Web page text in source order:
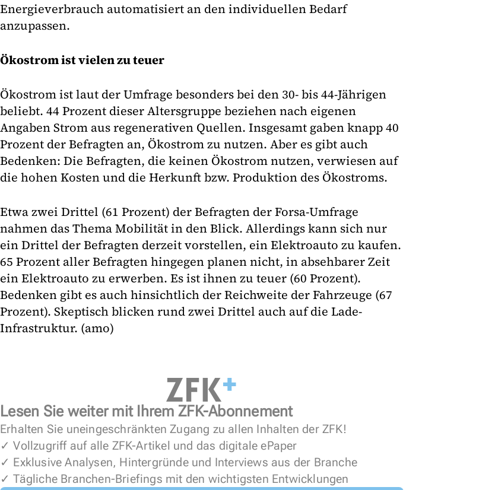
Energieverbrauch automatisiert an den individuellen Bedarf
anzupassen.
Ökostrom ist vielen zu teuer
Ökostrom ist laut der Umfrage besonders bei den 30- bis 44-Jährigen
beliebt. 44 Prozent dieser Altersgruppe beziehen nach eigenen
Angaben Strom aus regenerativen Quellen. Insgesamt gaben knapp 40
Prozent der Befragten an, Ökostrom zu nutzen. Aber es gibt auch
Bedenken: Die Befragten, die keinen Ökostrom nutzen, verwiesen auf
die hohen Kosten und die Herkunft bzw. Produktion des Ökostroms.
Etwa zwei Drittel (61 Prozent) der Befragten der Forsa-Umfrage
nahmen das Thema Mobilität in den Blick. Allerdings kann sich nur
ein Drittel der Befragten derzeit vorstellen, ein Elektroauto zu kaufen.
65 Prozent aller Befragten hingegen planen nicht, in absehbarer Zeit
ein Elektroauto zu erwerben. Es ist ihnen zu teuer (60 Prozent).
Bedenken gibt es auch hinsichtlich der Reichweite der Fahrzeuge (67
Prozent). Skeptisch blicken rund zwei Drittel auch auf die Lade-
Infrastruktur. (amo)
Lesen Sie weiter mit Ihrem ZFK-Abonnement
Erhalten Sie uneingeschränkten Zugang zu allen Inhalten der ZFK!
✓ Vollzugriff auf alle ZFK-Artikel und das digitale ePaper
✓ Exklusive Analysen, Hintergründe und Interviews aus der Branche
✓ Tägliche Branchen-Briefings mit den wichtigsten Entwicklungen